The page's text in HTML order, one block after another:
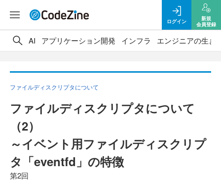
ログイン
新規
会員登録
AI アプリケーション開発 インフラ エンジニアの生き
ファイルディスクリプタについて
ファイルディスクリプタについて
（2）
～イベント用ファイルディスクリプ
タ「eventfd」の特徴
第2回